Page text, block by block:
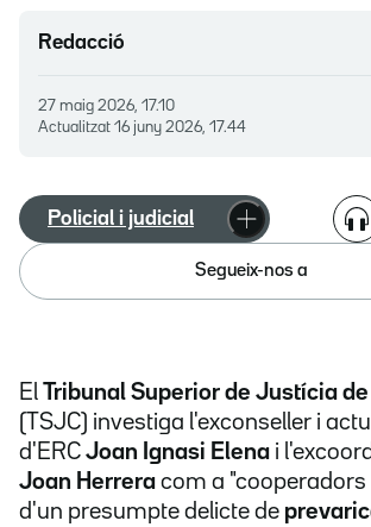
Redacció
27 maig 2026, 17.10
Actualitzat 16 juny 2026, 17.44
Policial i judicial
Segueix-nos a
El Tribunal Superior de Justícia
(TSJC) investiga l'exconseller i
d'ERC Joan Ignasi Elena i
Joan Herrera com a "cooperadors
d'un presumpte delicte de